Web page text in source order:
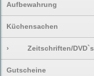
Aufbewahrung
Küchensachen
› Zeitschriften/DVD`s
Gutscheine